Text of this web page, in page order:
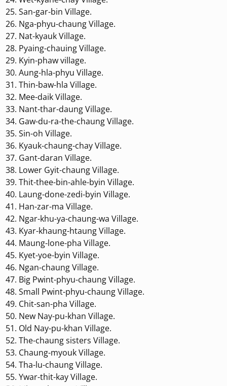
San-gar-bin Village.
Nga-phyu-chaung Village.
Nat-kyauk Village.
Pyaing-chauing Village.
Kyin-phaw village.
Aung-hla-phyu Village.
Thin-baw-hla Village.
Mee-daik Village.
Nant-thar-daung Village.
Gaw-du-ra-the-chaung Village.
Sin-oh Village.
Kyauk-chaung-chay Village.
Gant-daran Village.
Lower Gyit-chaung Village.
Thit-thee-bin-ahle-byin Village.
Laung-done-zedi-byin Village.
Han-zar-ma Village.
Ngar-khu-ya-chaung-wa Village.
Kyar-khaung-htaung Village.
Maung-lone-pha Village.
Kyet-yoe-byin Village.
Ngan-chaung Village.
Big Pwint-phyu-chaung Village.
Small Pwint-phyu-chaung Village.
Chit-san-pha Village.
New Nay-pu-khan Village.
Old Nay-pu-khan Village.
The-chaung sisters Village.
Chaung-myouk Village.
Tha-lu-chaung Village.
Ywar-thit-kay Village.